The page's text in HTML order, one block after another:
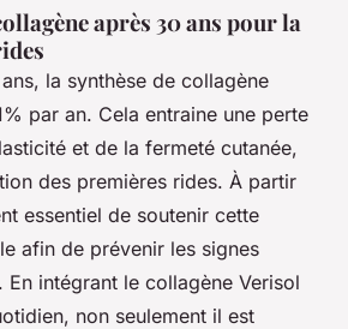
après 30 ans pour la
la synthèse de collagène
par an. Cela entraine une perte
et de la fermeté cutanée,
des premières rides. À partir
essentiel de soutenir cette
afin de prévenir les signes
intégrant le collagène Verisol
non seulement il est